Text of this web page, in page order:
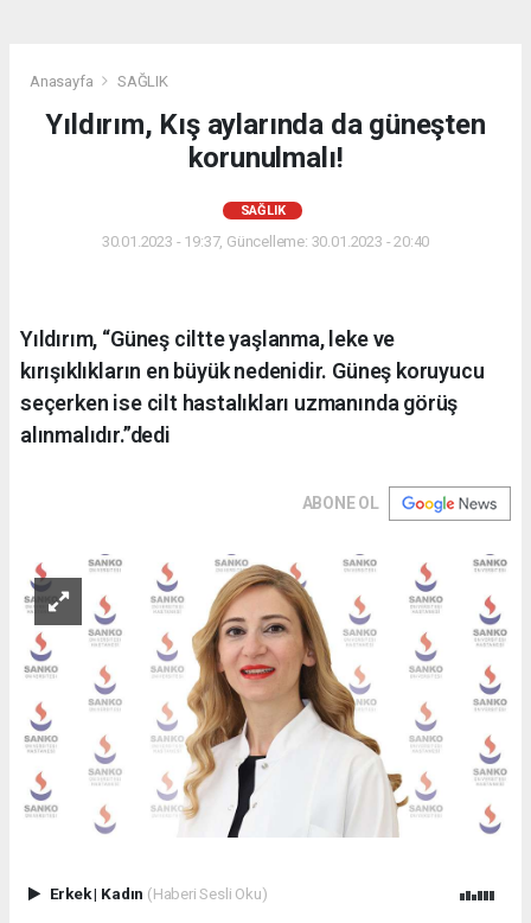
Anasayfa SAĞLIK
Yıldırım, Kış aylarında da güneşten
korunulmalı!
SAĞLIK
30.01.2023 - 19:37, Güncelleme: 30.01.2023 - 20:40
Yıldırım, “Güneş ciltte yaşlanma, leke ve
kırışıklıkların en büyük nedenidir. Güneş koruyucu
seçerken ise cilt hastalıkları uzmanında görüş
alınmalıdır.”dedi
ABONE OL
Erkek| Kadın (Haberi Sesli Oku)